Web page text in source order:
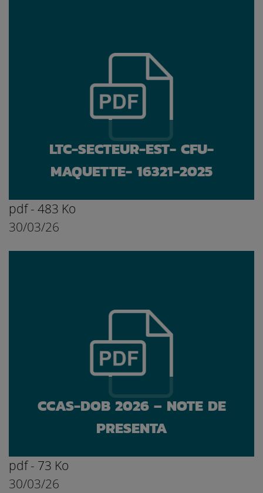
LTC-SECTEUR-EST- CFU-
MAQUETTE- 16321-2025
pdf - 483 Ko
30/03/26
CCAS-DOB 2026 – NOTE DE
PRESENTA
pdf - 73 Ko
30/03/26